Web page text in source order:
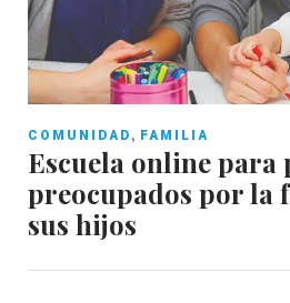
COMUNIDAD , FAMILIA
Escuela online para
preocupados por la
sus hijos